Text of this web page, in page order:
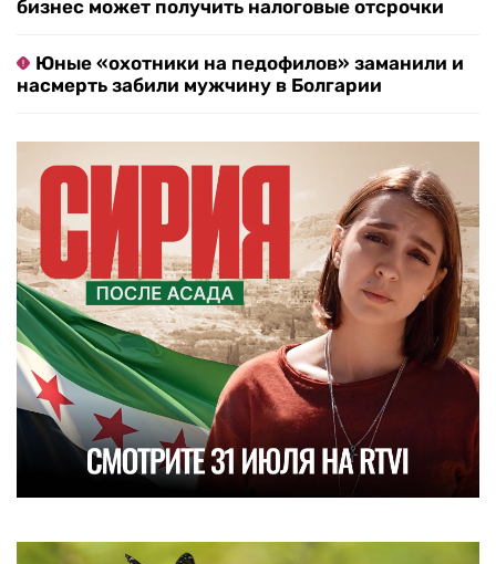
бизнес может получить налоговые отсрочки
Юные «охотники на педофилов» заманили и
насмерть забили мужчину в Болгарии